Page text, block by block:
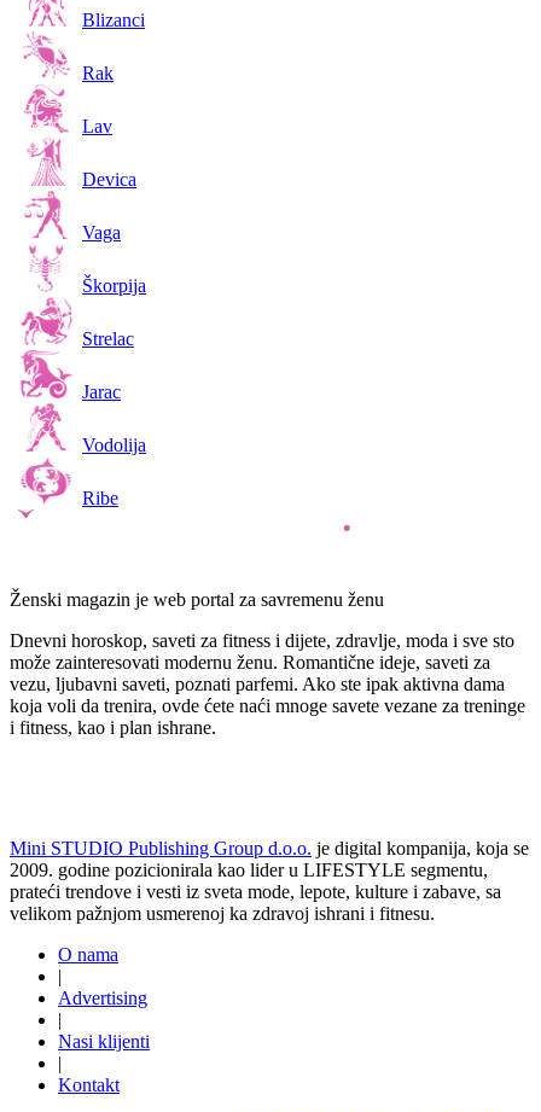
Blizanci
Rak
Lav
Devica
Vaga
Škorpija
Strelac
Jarac
Vodolija
Ribe
Ženski magazin je web portal za savremenu ženu
Dnevni horoskop, saveti za fitness i dijete, zdravlje, moda i sve sto
može zainteresovati modernu ženu. Romantične ideje, saveti za
vezu, ljubavni saveti, poznati parfemi. Ako ste ipak aktivna dama
koja voli da trenira, ovde ćete naći mnoge savete vezane za treninge
i fitness, kao i plan ishrane.
Mini STUDIO Publishing Group d.o.o. je digital kompanija, koja se
2009. godine pozicionirala kao lider u LIFESTYLE segmentu,
prateći trendove i vesti iz sveta mode, lepote, kulture i zabave, sa
velikom pažnjom usmerenoj ka zdravoj ishrani i fitnesu.
O nama
|
Advertising
|
Nasi klijenti
|
Kontakt